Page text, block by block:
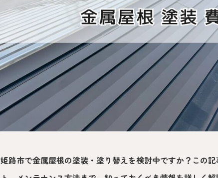
姫路市で金属屋根の塗装・塗り替えを検討中ですか？この